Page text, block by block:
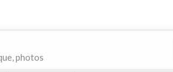
photos